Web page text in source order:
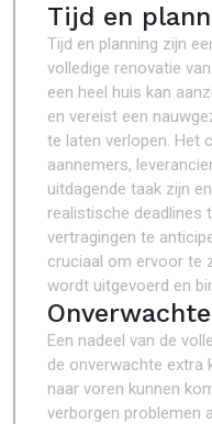
Tijd en
Tijd en planning zijn
volledige renovatie
een heel huis kan
en vereist een
te laten verlopen. Het
aannemers,
uitdagende taak zijn
realistische deadlines
vertragingen te
cruciaal om ervoor te
wordt uitgevoerd en
Een nadeel van de
de onverwachte extra
naar voren kunnen
verborgen problemen